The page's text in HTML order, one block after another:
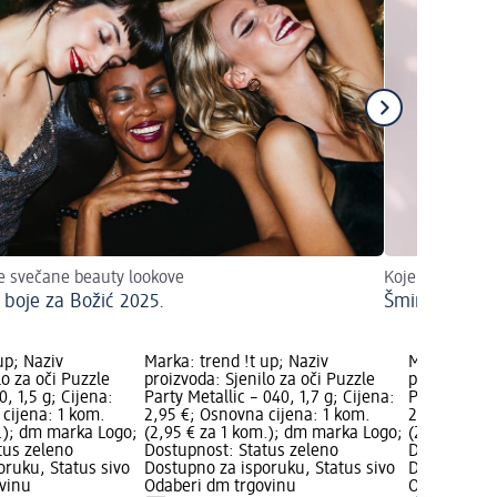
svečane beauty lookove
za Božić 2025.
Koje boje
Šminkanje
Naziv
za oči Puzzle
1,5 g; Cijena:
1 kom.
dm marka Logo;
zeleno
Status sivo
Marka: trend !t up; Naziv
proizvoda: Sjenilo za oči Puzzle
Party Metallic – 040, 1,7 g; Cijena:
2,95 €; Osnovna cijena: 1 kom.
(2,95 € za 1 kom.); dm marka Logo;
Dostupnost: Status zeleno
Dostupno za isporuku, Status sivo
Odaberi dm trgovinu
Marka:
proizvoda:
Party
2,95 €;
(2,95 € za
Dostupno
Odaberi